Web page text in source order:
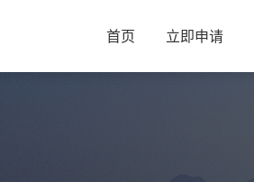
首页 立即申请